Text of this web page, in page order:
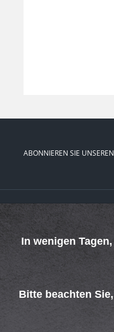
ABONNIEREN SIE
In wenigen
Bitte beachten
SERVICE HOTLINE
Telefonische
069 - 4269 4267
Mo-Do. 08:00 - 15:00 Uhr